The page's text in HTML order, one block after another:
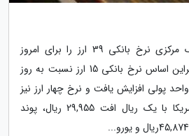
به گزارش خبرنگاران، بانک مرکزی نرخ بانکی 39 ارز را برای امروز
چهارشنبه اظهار داشت که براین اساس نرخ بانکی 15 ارز نسبت به روز
گذشته کاهش و قیمت 20 واحد پولی افزایش یافت و نرخ چهار ارز نیز
تغییری نکرد. نرخ دلار آمریکا با یک ریال افت 29,955 ریال، پوند